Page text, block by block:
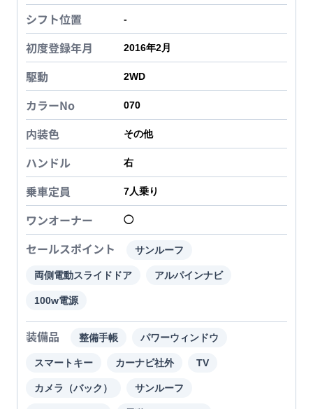
シフト位置 -
初度登録年月 2016年2月
駆動 2WD
カラーNo 070
内装色 その他
ハンドル 右
乗車定員 7人乗り
ワンオーナー ◯
セールスポイント サンルーフ
両側電動スライドドア アルパインナビ
100w電源
装備品 整備手帳 パワーウィンドウ
スマートキー カーナビ社外 TV
カメラ（バック） サンルーフ